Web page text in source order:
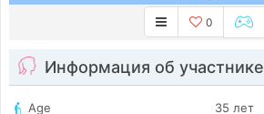
0
Информация об участнике
Age
35 лет